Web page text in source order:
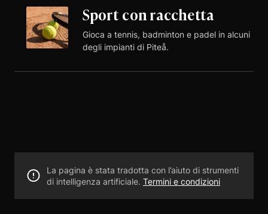
Sport con racchetta
Gioca a tennis, badminton e padel in alcuni
degli impianti di Piteå.
La pagina è stata tradotta con l’aiuto di strumenti
di intelligenza artificiale. Termini e condizioni